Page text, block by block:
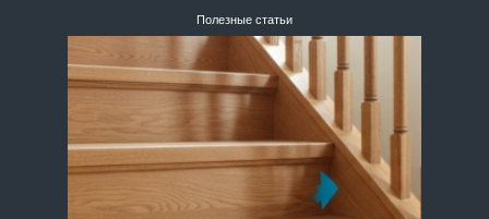
Полезные статьи